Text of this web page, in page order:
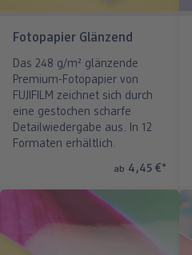
Fotopapier Glänzend
Das 248 g/m² glänzende
Premium-Fotopapier von
FUJIFILM zeichnet sich durch
eine gestochen scharfe
Detailwiedergabe aus. In 12
Formaten erhältlich.
ab 4,45 €*